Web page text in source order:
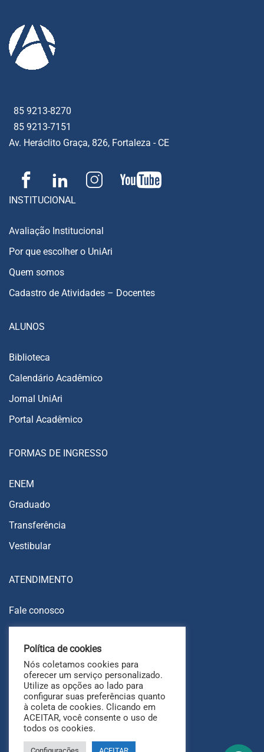
85 9213-8270
85 9213-7151
Av. Heráclito Graça, 826, Fortaleza - CE
INSTITUCIONAL
Avaliação Institucional
Por que escolher o UniAri
Quem somos
Cadastro de Atividades – Docentes
ALUNOS
Biblioteca
Calendário Acadêmico
Jornal UniAri
Portal Acadêmico
FORMAS DE INGRESSO
ENEM
Graduado
Transferência
Vestibular
ATENDIMENTO
Fale conosco
Ouvidoria
FAQ
Política de cookies
Nós coletamos cookies para
oferecer um serviço personalizado.
Utilize as opções ao lado para
configurar suas preferências quanto
à coleta de cookies. Clicando em
ACEITAR, você consente o uso de
todos os cookies.